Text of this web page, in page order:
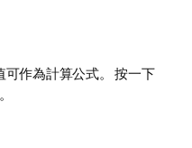
作為計算公式。 按一下